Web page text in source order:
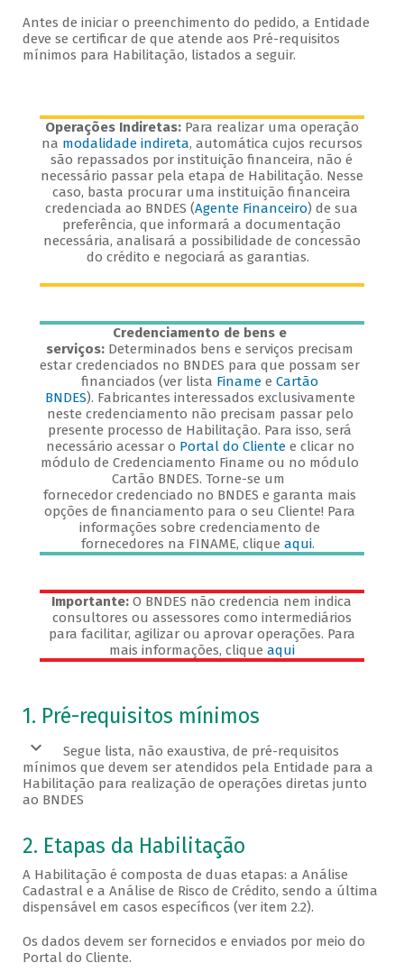
Antes de iniciar o preenchimento do pedido, a Entidade
deve se certificar de que atende aos Pré-requisitos
mínimos para Habilitação, listados a seguir.
Operações Indiretas: Para realizar uma operação
na modalidade indireta, automática cujos recursos
são repassados por instituição financeira, não é
necessário passar pela etapa de Habilitação. Nesse
caso, basta procurar uma instituição financeira
credenciada ao BNDES (Agente Financeiro) de sua
preferência, que informará a documentação
necessária, analisará a possibilidade de concessão
do crédito e negociará as garantias.
Credenciamento de bens e
serviços: Determinados bens e serviços precisam
estar credenciados no BNDES para que possam ser
financiados (ver lista Finame eCartão
BNDES). Fabricantes interessados exclusivamente
neste credenciamento não precisam passar pelo
presente processo de Habilitação. Para isso, será
necessário acessar o Portal do Cliente e clicar no
módulo de Credenciamento Finame ou no módulo
Cartão BNDES. Torne-se um
fornecedor credenciado no BNDES e garanta mais
opções de financiamento para o seu Cliente! Para
informações sobre credenciamento de
fornecedores na FINAME, cliqueaqui.
Importante: O BNDES não credencia nem indica
consultores ou assessores como intermediários
para facilitar, agilizar ou aprovar operações. Para
mais informações, clique aqui
Veja os pré-requisitos
1. Pré-requisitos mínimos
Segue lista, não exaustiva, de pré-requisitos
mínimos que devem ser atendidos pela Entidade para a
Habilitação para realização de operações diretas junto
ao BNDES
2. Etapas da Habilitação
A Habilitação é composta de duas etapas: a Análise
Cadastral e a Análise de Risco de Crédito, sendo a última
dispensável em casos específicos (ver item 2.2).
Os dados devem ser fornecidos e enviados por meio do
Portal do Cliente.